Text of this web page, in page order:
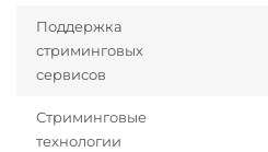
Поддержка
стриминговых
сервисов
Стриминговые
технологии